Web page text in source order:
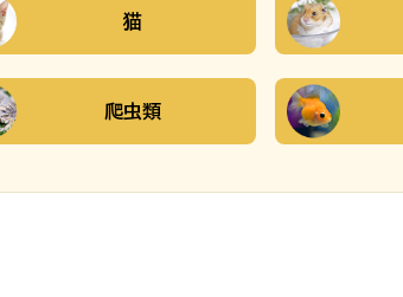
猫
爬虫類